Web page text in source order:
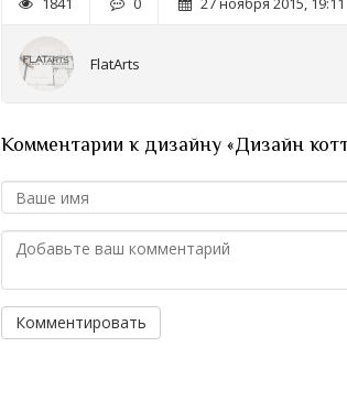
FlatArts
Комментарии к дизайну «Дизайн
Комментировать